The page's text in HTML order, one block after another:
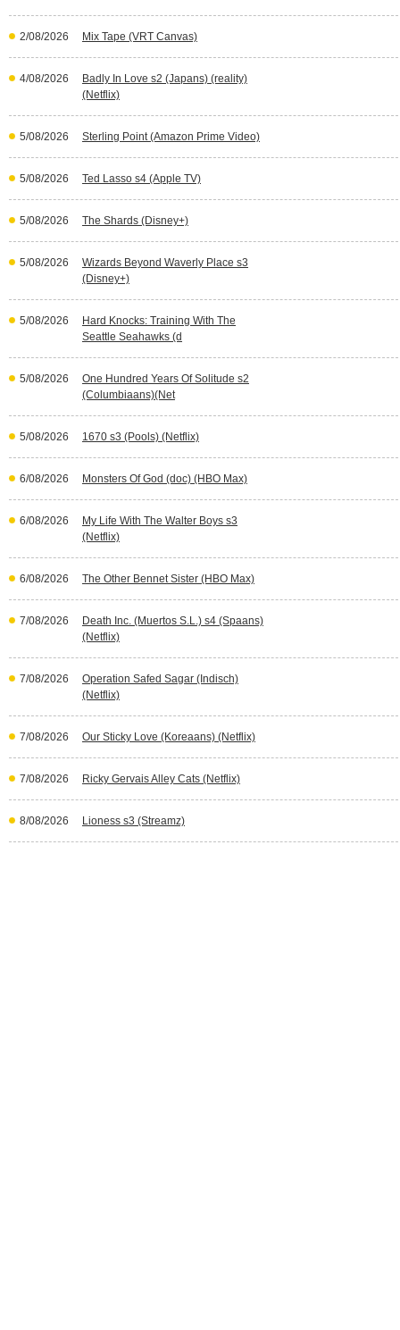
2/08/2026 Mix Tape (VRT Canvas)
4/08/2026
Badly In Love s2 (Japans) (reality)
(Netflix)
5/08/2026 Sterling Point (Amazon Prime Video)
5/08/2026 Ted Lasso s4 (Apple TV)
5/08/2026 The Shards (Disney+)
5/08/2026
Wizards Beyond Waverly Place s3
(Disney+)
5/08/2026
Hard Knocks: Training With The
Seattle Seahawks (d
5/08/2026
One Hundred Years Of Solitude s2
(Columbiaans)(Net
5/08/2026 1670 s3 (Pools) (Netflix)
6/08/2026 Monsters Of God (doc) (HBO Max)
6/08/2026
My Life With The Walter Boys s3
(Netflix)
6/08/2026 The Other Bennet Sister (HBO Max)
7/08/2026
Death Inc. (Muertos S.L.) s4 (Spaans)
(Netflix)
7/08/2026
Operation Safed Sagar (Indisch)
(Netflix)
7/08/2026 Our Sticky Love (Koreaans) (Netflix)
7/08/2026 Ricky Gervais Alley Cats (Netflix)
8/08/2026 Lioness s3 (Streamz)